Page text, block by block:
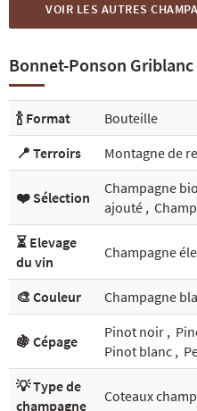
VOIR LES AUTRES
Bonnet-Ponson
🍾 Format
Bouteille
📍 Terroirs
Montagne de
❤️ Sélection
Champagne bio
ajouté ,
⏳ Elevage
du vin
Champagne
🎨 Couleur Champagne
🍇 Cépage
Pinot noir ,
Pinot blanc ,
💡 Type de
champagne
Coteaux